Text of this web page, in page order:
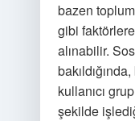
bazen
gibi
alınabilir.
kullanıcı
şekilde